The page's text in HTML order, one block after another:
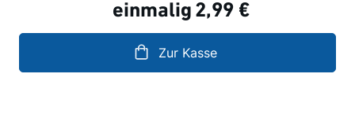
einmalig 2,99 €
Zur Kasse